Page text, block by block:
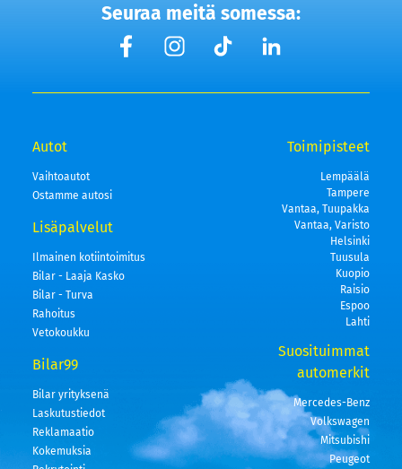
Seuraa meitä somessa:
Autot
Vaihtoautot
Ostamme autosi
Lisäpalvelut
Ilmainen kotiintoimitus
Bilar - Laaja Kasko
Bilar - Turva
Rahoitus
Vetokoukku
Bilar99
Bilar yrityksenä
Laskutustiedot
Reklamaatio
Kokemuksia
Toimipisteet
Lempäälä
Tampere
Vantaa, Tuupakka
Vantaa, Varisto
Helsinki
Tuusula
Kuopio
Raisio
Espoo
Lahti
Suosituimmat
automerkit
Mercedes-Benz
Volkswagen
Mitsubishi
Peugeot